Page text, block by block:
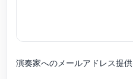
演奏家へのメールアドレス提供